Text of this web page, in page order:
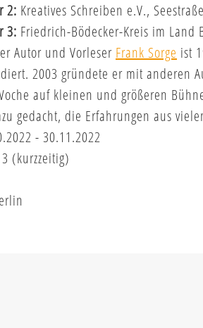
2: Kreatives Schreiben e.V.,
3: Friedrich-Bödecker-Kreis im
Autor und Vorleser Frank Sorge ist
2003 gründete er mit anderen
auf kleinen und größeren
gedacht, die Erfahrungen aus
- 30.11.2022
(kurzzeitig)